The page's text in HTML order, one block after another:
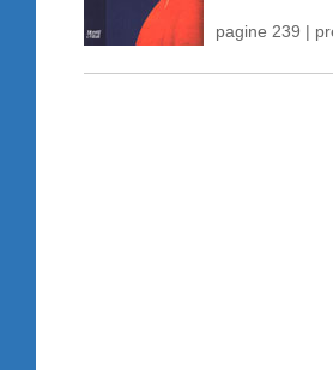
pagine 239 |